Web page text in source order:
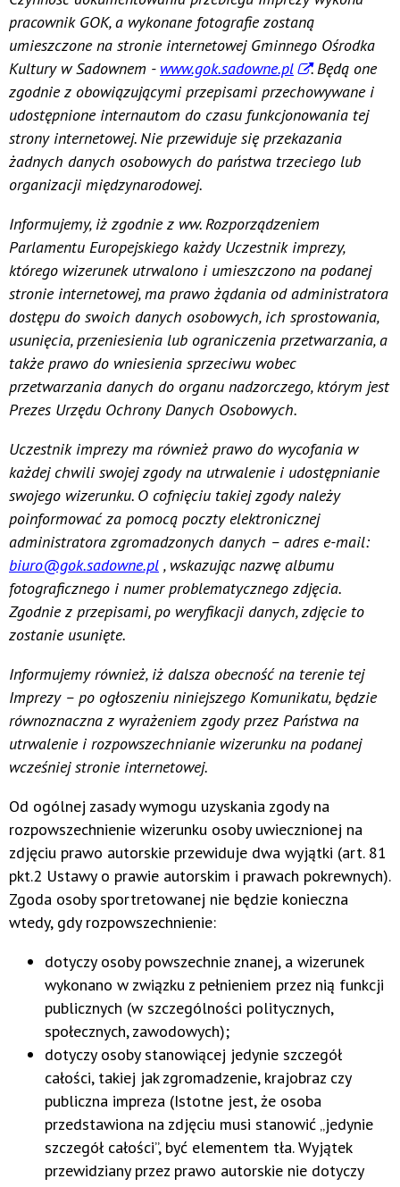
pracownik GOK, a wykonane fotografie zostaną
umieszczone na stronie internetowej Gminnego Ośrodka
Kultury w Sadownem - www.gok.sadowne.pl
. Będą one
zgodnie z obowiązującymi przepisami przechowywane i
udostępnione internautom do czasu funkcjonowania tej
strony internetowej. Nie przewiduje się przekazania
żadnych danych osobowych do państwa trzeciego lub
organizacji międzynarodowej.
Informujemy, iż zgodnie z ww. Rozporządzeniem
Parlamentu Europejskiego każdy Uczestnik imprezy,
którego wizerunek utrwalono i umieszczono na podanej
stronie internetowej, ma prawo żądania od administratora
dostępu do swoich danych osobowych, ich sprostowania,
usunięcia, przeniesienia lub ograniczenia przetwarzania, a
także prawo do wniesienia sprzeciwu wobec
przetwarzania danych do organu nadzorczego, którym jest
Prezes Urzędu Ochrony Danych Osobowych.
Uczestnik imprezy ma również prawo do wycofania w
każdej chwili swojej zgody na utrwalenie i udostępnianie
swojego wizerunku. O cofnięciu takiej zgody należy
poinformować za pomocą poczty elektronicznej
administratora zgromadzonych danych – adres e-mail:
biuro@gok.sadowne.pl , wskazując nazwę albumu
fotograficznego i numer problematycznego zdjęcia.
Zgodnie z przepisami, po weryfikacji danych, zdjęcie to
zostanie usunięte.
Informujemy również, iż dalsza obecność na terenie tej
Imprezy – po ogłoszeniu niniejszego Komunikatu, będzie
równoznaczna z wyrażeniem zgody przez Państwa na
utrwalenie i rozpowszechnianie wizerunku na podanej
wcześniej stronie internetowej.
Od ogólnej zasady wymogu uzyskania zgody na
rozpowszechnienie wizerunku osoby uwiecznionej na
zdjęciu prawo autorskie przewiduje dwa wyjątki (art. 81
pkt.2 Ustawy o prawie autorskim i prawach pokrewnych).
Zgoda osoby sportretowanej nie będzie konieczna
wtedy, gdy rozpowszechnienie:
dotyczy osoby powszechnie znanej, a wizerunek
wykonano w związku z pełnieniem przez nią funkcji
publicznych (w szczególności politycznych,
społecznych, zawodowych);
dotyczy osoby stanowiącej jedynie szczegół
całości, takiej jak zgromadzenie, krajobraz czy
publiczna impreza (Istotne jest, że osoba
przedstawiona na zdjęciu musi stanowić „jedynie
szczegół całości”, być elementem tła. Wyjątek
przewidziany przez prawo autorskie nie dotyczy